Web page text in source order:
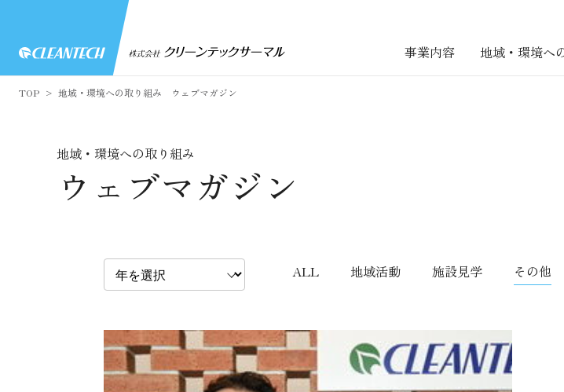
事業内容 地域・環境へ
TOP 地域・環境への取り組み ウェブマガジン
地域・環境への取り組み
ウェブマガジン
ALL 地域活動 施設見学 その他